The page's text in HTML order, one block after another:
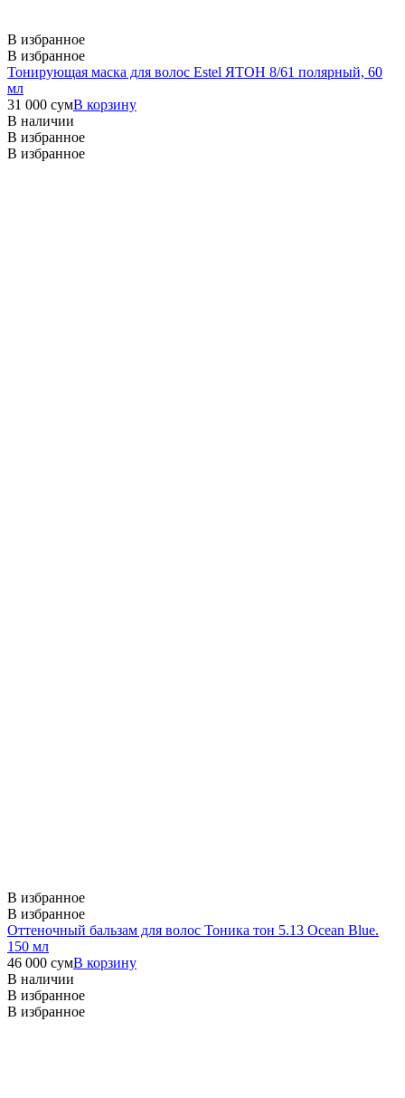
В избранное
В избранное
Тонирующая маска для волос Estel ЯТОН 8/61 полярный, 60
мл
31 000 сумВ корзину
В наличии
В избранное
В избранное
В избранное
В избранное
Оттеночный бальзам для волос Тоника тон 5.13 Ocean Blue.
150 мл
46 000 сумВ корзину
В наличии
В избранное
В избранное